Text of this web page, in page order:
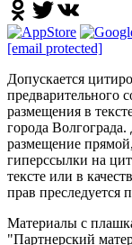
[email protected]
Допускается
предварительного
размещения в
города
размещение
гиперссылки на
тексте или в
прав преследуется
Материалы с
"Партнерский